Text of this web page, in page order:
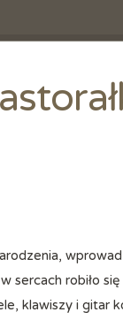
sercach robiło
klawiszy i gitar